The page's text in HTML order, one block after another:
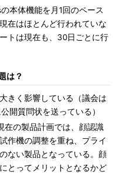
本体機能を月1回のペース
在はほとんど行われていな
トは現在も、30日ごとに行
は？
きく影響している（議会は
開質問状を送っている）
在の製品計画では、顔認識
作機の調整を重ね、プライ
ない製品となっている。顔
とってメリットとなるかど